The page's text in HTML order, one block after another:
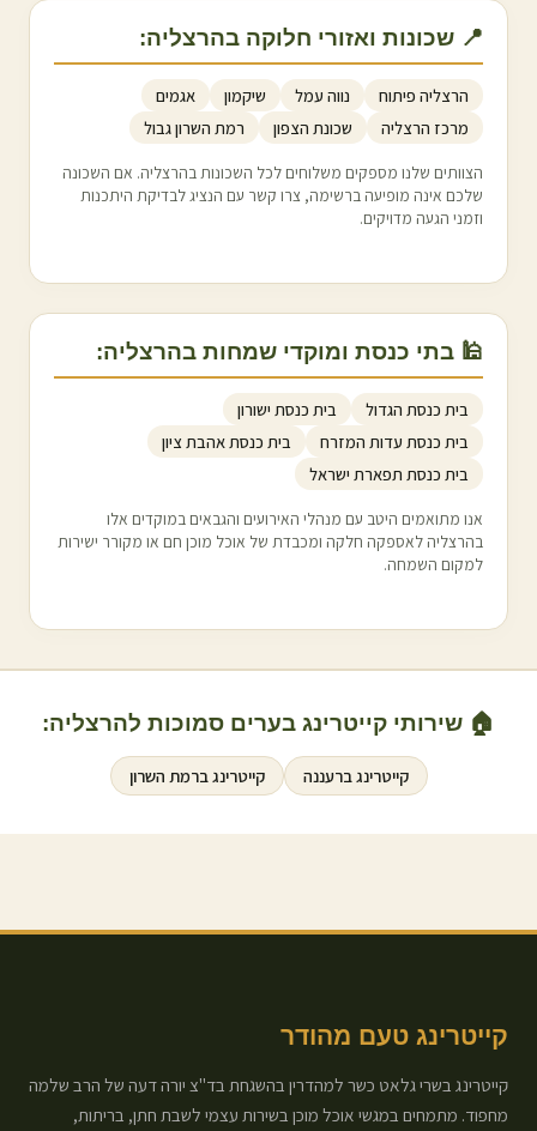
📍 שכונות ואזורי חלוקה בהרצליה:
הרצליה פיתוח נווה עמל שיקמון
אגמים
מרכז הרצליה
שכונת הצפון רמת השרון גבול
הצוותים שלנו מספקים משלוחים לכל השכונות בהרצליה. אם השכונה
שלכם אינה מופיעה ברשימה, צרו קשר עם הנציג לבדיקת היתכנות
וזמני הגעה מדויקים.
🕌 בתי כנסת ומוקדי שמחות בהרצליה:
בית כנסת הגדול
בית כנסת ישורון
בית כנסת עדות המזרח
בית כנסת אהבת ציון
בית כנסת תפארת ישראל
אנו מתואמים היטב עם מנהלי האירועים והגבאים במוקדים אלו
בהרצליה לאספקה חלקה ומכבדת של אוכל מוכן חם או מקורר ישירות
למקום השמחה.
🏠 שירותי קייטרינג בערים סמוכות להרצליה:
קייטרינג ברעננה קייטרינג ברמת השרון
קייטרינג טעם מהודר
קייטרינג בשרי גלאט כשר למהדרין בהשגחת בד"צ יורה דעה של הרב שלמה
מחפוד. מתמחים במגשי אוכל מוכן בשירות עצמי לשבת חתן, בריתות,